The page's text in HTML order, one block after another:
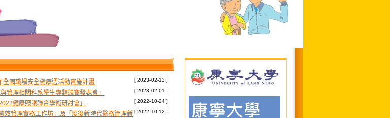
[ 2023-02-13 ]
國職場安全健康週活動實施計畫
[ 2023-02-01 ]
管理相關科系學生專題競賽發表會」
[ 2022-10-24 ]
健康照護聯合學術研討會」
[ 2022-10-12 ]
效管理實務工作坊」及「疫後新時代醫務管理新